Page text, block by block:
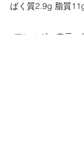
ぱく質2.9g 脂質
■アレルギー表示